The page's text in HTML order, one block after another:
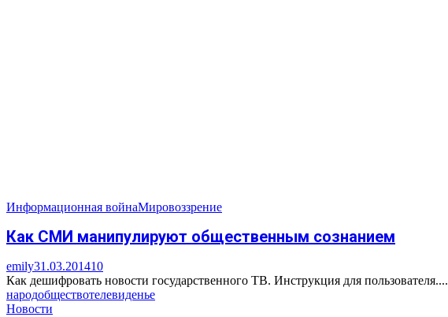
Информационная войнаМировоззрение
Как СМИ манипулируют общественным сознанием
emily31.03.201410
Как дешифровать новости государственного ТВ. Инструкция для пользователя....
народобществотелевиденье
Новости